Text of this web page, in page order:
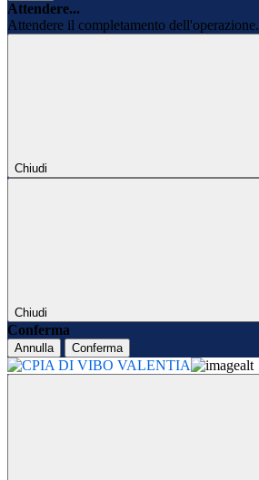
Attendere...
Attendere il completamento
Chiudi
Chiudi
Conferma
Annulla Conferma